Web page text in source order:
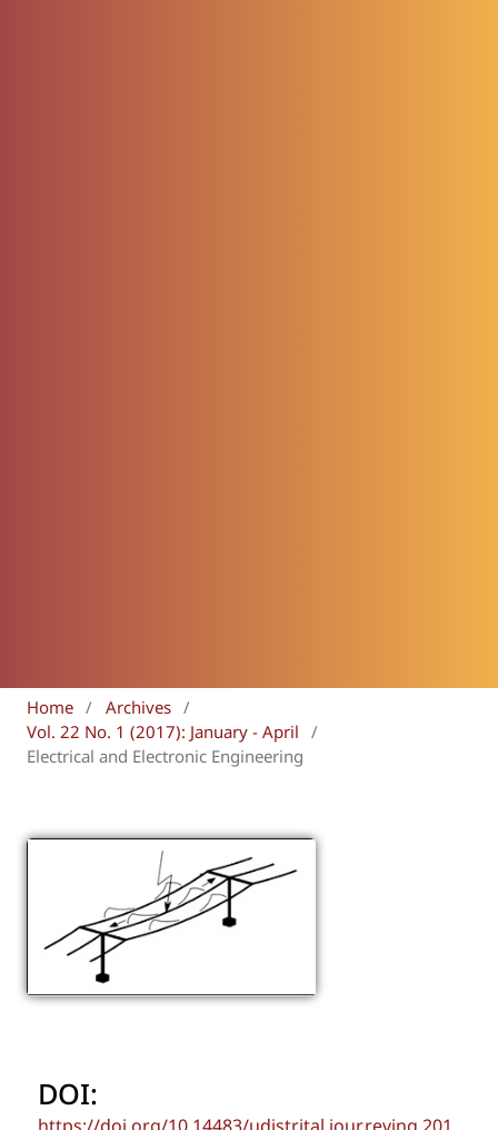
Home / Archives /
Vol. 22 No. 1 (2017): January - April
/
Electrical and Electronic Engineering
DOI: